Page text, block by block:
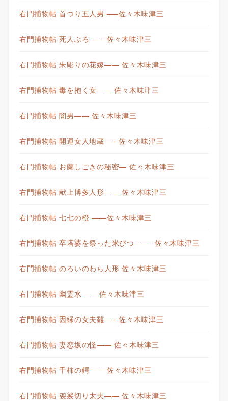
右門捕物帖 首つり五人男 —–佐々木味津三
右門捕物帖 死人ぶろ ——佐々木味津三
右門捕物帖 朱彫りの花嫁—— 佐々木味津三
右門捕物帖 毒を抱く女—— 佐々木味津三
右門捕物帖 闇男—— 佐々木味津三
右門捕物帖 開運女人地蔵—– 佐々木味津三
右門捕物帖 お蘭しごきの秘密— 佐々木味津三
右門捕物帖 献上博多人形—— 佐々木味津三
右門捕物帖 七七の橙 ——佐々木味津三
右門捕物帖 卒塔婆を祭った米びつ——- 佐々木味津三
右門捕物帖 のろいのわら人形 佐々木味津三
右門捕物帖 幽霊水 ——佐々木味津三
右門捕物帖 因縁の女夫雛—– 佐々木味津三
右門捕物帖 妻恋坂の怪—— 佐々木味津三
右門捕物帖 千柿の鍔 ——佐々木味津三
右門捕物帖 袈裟切り太夫—— 佐々木味津三